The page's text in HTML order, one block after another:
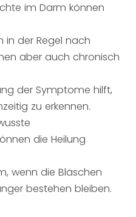
im Darm können
in der Regel nach
aber auch chronisch
der Symptome hilft,
zu erkennen.
die Heilung
wenn die Bläschen
bestehen bleiben.